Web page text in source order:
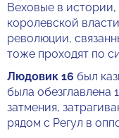
Веховые в истории,
королевской
революции,
тоже проходят по
Людовик 16 был
была обезглавлена
затмения,
рядом с Регул в